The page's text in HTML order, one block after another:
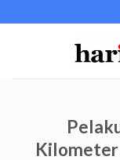
to
Kilometer